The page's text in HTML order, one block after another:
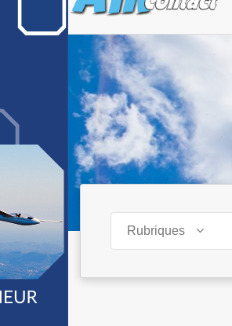
Rubriques